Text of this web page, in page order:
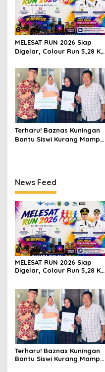
MELESAT RUN 2026 Siap
Digelar, Colour Run 5,28 Km
dan Promosi Kuningan
Terharu! Baznas Kuningan
Bantu Siswi Kurang Mampu
News Feed
MELESAT RUN 2026 Siap
Digelar, Colour Run 5,28 Km
Terharu! Baznas Kuningan
Bantu Siswi Kurang Mampu